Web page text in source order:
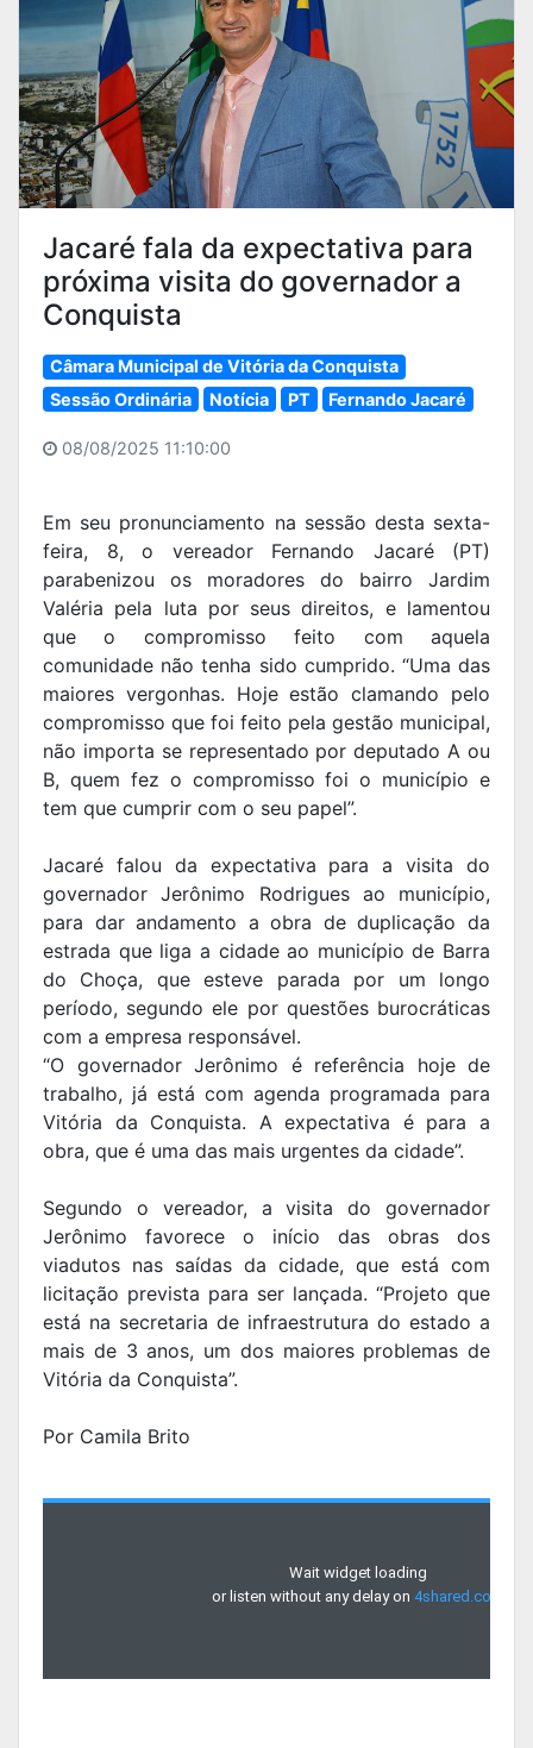
Jacaré fala da expectativa para
próxima visita do governador a
Conquista
Câmara Municipal de Vitória da Conquista
Sessão Ordinária
Notícia PT Fernando Jacaré
08/08/2025 11:10:00
Em seu pronunciamento na sessão desta sexta-
feira, 8, o vereador Fernando Jacaré (PT)
parabenizou os moradores do bairro Jardim
Valéria pela luta por seus direitos, e lamentou
que o compromisso feito com aquela
comunidade não tenha sido cumprido. “Uma das
maiores vergonhas. Hoje estão clamando pelo
compromisso que foi feito pela gestão municipal,
não importa se representado por deputado A ou
B, quem fez o compromisso foi o município e
tem que cumprir com o seu papel”.
Jacaré falou da expectativa para a visita do
governador Jerônimo Rodrigues ao município,
para dar andamento a obra de duplicação da
estrada que liga a cidade ao município de Barra
do Choça, que esteve parada por um longo
período, segundo ele por questões burocráticas
com a empresa responsável.
“O governador Jerônimo é referência hoje de
trabalho, já está com agenda programada para
Vitória da Conquista. A expectativa é para a
obra, que é uma das mais urgentes da cidade”.
Segundo o vereador, a visita do governador
Jerônimo favorece o início das obras dos
viadutos nas saídas da cidade, que está com
licitação prevista para ser lançada. “Projeto que
está na secretaria de infraestrutura do estado a
mais de 3 anos, um dos maiores problemas de
Vitória da Conquista”.
Por Camila Brito